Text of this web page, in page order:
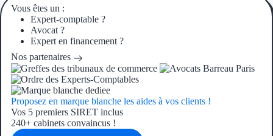
Vous êtes un :
Expert-comptable ?
Avocat ?
Expert en financement ?
Nos partenaires
Proposez en marque blanche les aides à vos clients !
Vos 5 premiers SIRET inclus
240+ cabinets convaincus !